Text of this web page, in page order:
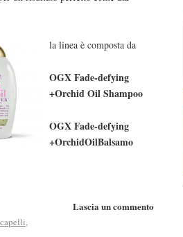
la linea è composta da
OGX Fade-defying
+Orchid Oil Shampoo
OGX Fade-defying
+OrchidOilBalsamo
Lascia un commento
,